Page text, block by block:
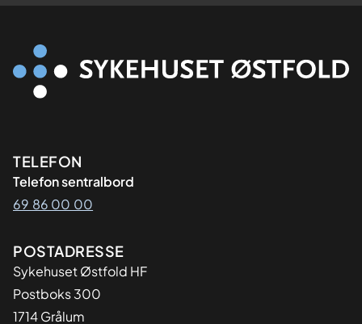
Kontaktinformasjon
TELEFON
Telefon sentralbord
69 86 00 00
Adresse
POSTADRESSE
Sykehuset Østfold HF
Postboks 300
1714 Grålum